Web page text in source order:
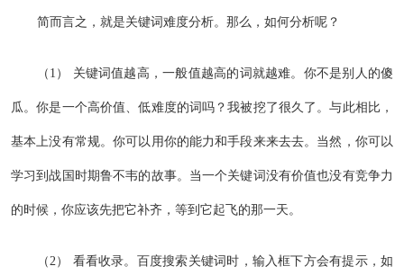
简而言之，就是关键词难度分析。那么，如何分析呢？
（1） 关键词值越高，一般值越高的词就越难。你不是别人的傻
瓜。你是一个高价值、低难度的词吗？我被挖了很久了。与此相比，
基本上没有常规。你可以用你的能力和手段来来去去。当然，你可以
学习到战国时期鲁不韦的故事。当一个关键词没有价值也没有竞争力
的时候，你应该先把它补齐，等到它起飞的那一天。
（2） 看看收录。百度搜索关键词时，输入框下方会有提示，如